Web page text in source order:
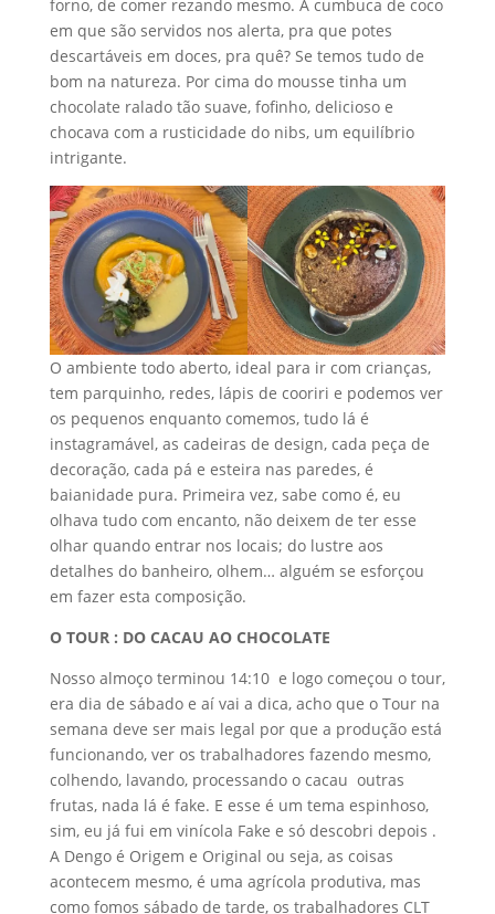
forno, de comer rezando mesmo. A cumbuca de coco
em que são servidos nos alerta, pra que potes
descartáveis em doces, pra quê? Se temos tudo de
bom na natureza. Por cima do mousse tinha um
chocolate ralado tão suave, fofinho, delicioso e
chocava com a rusticidade do nibs, um equilíbrio
intrigante.
O ambiente todo aberto, ideal para ir com crianças,
tem parquinho, redes, lápis de cooriri e podemos ver
os pequenos enquanto comemos, tudo lá é
instagramável, as cadeiras de design, cada peça de
decoração, cada pá e esteira nas paredes, é
baianidade pura. Primeira vez, sabe como é, eu
olhava tudo com encanto, não deixem de ter esse
olhar quando entrar nos locais; do lustre aos
detalhes do banheiro, olhem… alguém se esforçou
em fazer esta composição.
O TOUR : DO CACAU AO CHOCOLATE
Nosso almoço terminou 14:10 e logo começou o tour,
era dia de sábado e aí vai a dica, acho que o Tour na
semana deve ser mais legal por que a produção está
funcionando, ver os trabalhadores fazendo mesmo,
colhendo, lavando, processando o cacau outras
frutas, nada lá é fake. E esse é um tema espinhoso,
sim, eu já fui em vinícola Fake e só descobri depois .
A Dengo é Origem e Original ou seja, as coisas
acontecem mesmo, é uma agrícola produtiva, mas
como fomos sábado de tarde, os trabalhadores CLT